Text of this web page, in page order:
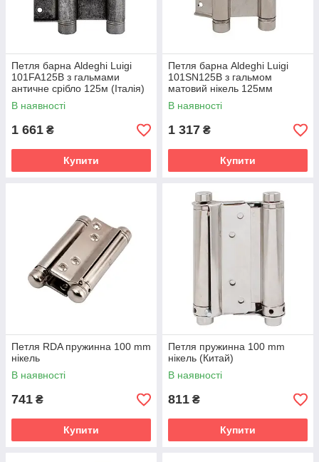
Петля барна Aldeghi Luigi
101FA125B з гальмами
античне срібло 125м (Італія)
В наявності
1 661 ₴
Купити
Петля барна Aldeghi Luigi
101SN125B з гальмом
матовий нікель 125мм
(Італія)
В наявності
1 317 ₴
Купити
Петля RDA пружинна 100 mm
нікель
В наявності
741 ₴
Купити
Петля пружинна 100 mm
нікель (Китай)
В наявності
811 ₴
Купити